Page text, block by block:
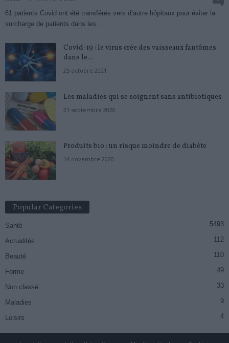
61 patients Covid ont été transférés vers d’autre hôpitaux pour éviter la
surcharge de patients dans les ...
Covid-19 : le virus crée des vaisseaux fantômes
dans le...
25 octobre 2021
Les maladies qui se soignent sans antibiotiques
21 septembre 2020
Produits bio : un risque moindre de diabète
14 novembre 2020
Popular Categories
Santé 5493
Actualités 112
Beauté 110
Forme 49
Non classé 33
Maladies 9
Loisirs 4